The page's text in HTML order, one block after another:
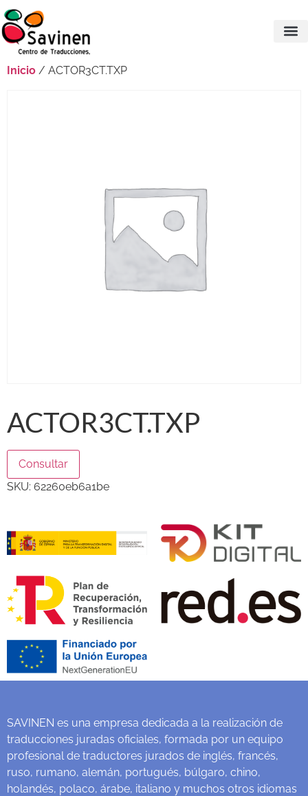
Inicio / ACTOR3CT.TXP
ACTOR3CT.TXP
Consultar
SKU: 62260eb6a1be
SAVINEN es una empresa dedicada a la realización de
traducciones juradas oficiales, formada por un equipo
profesional de traductores jurados de inglés, francés,
ruso, rumano, alemán, portugués, búlgaro, chino,
holandés, polaco, árabe, italiano y muchos otros idiomas